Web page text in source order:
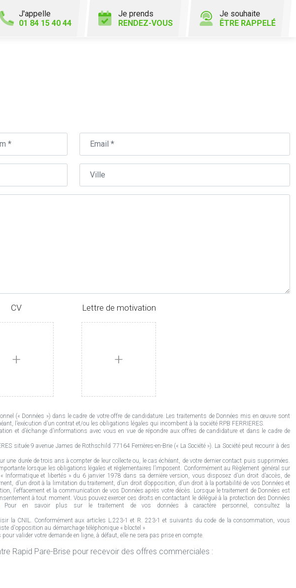
J'appelle
01 84 15 40 44
Je prends
RENDEZ-VOUS
Je souhaite
ÊTRE RAPPELÉ
CV
+
Lettre de motivation
+
(« Données ») dans le cadre de votre offre de candidature. Les traitements de Données mis en œuvre sont
l’exécution d’un contrat et/ou les obligations légales qui incombent à la société RPB FERRIERES.
et d’échange d’informations avec vous en vue de répondre aux offres de candidature et dans le cadre de
située 9 avenue James de Rothschild 77164 Ferrières-en-Brie (« La Société »). La Société peut recourir à des
une durée de trois ans à compter de leur collecte ou, le cas échéant, de votre dernier contact puis supprimées.
lorsque les obligations légales et réglementaires l’imposent. Conformément au Règlement général sur
Informatique et libertés » du 6 janvier 1978 dans sa dernière version, vous disposez d’un droit d’accès, de
d’un droit à la limitation du traitement, d’un droit d’opposition, d’un droit à la portabilité de vos Données et
l'effacement et la communication de vos Données après votre décès. Lorsque le traitement de Données est
à tout moment. Vous pouvez exercer ces droits en contactant le délégué à la protection des Données
Pour en savoir plus sur le traitement de vos données à caractère personnel, consultez la
la CNIL. Conformément aux articles L.223-1 et R. 223-1 et suivants du code de la consommation, vous
d'opposition au démarchage téléphonique « bloctel »
valider votre demande en ligne, à défaut, elle ne sera pas prise en compte.
J’accepte d’être recontacté par mon centre Rapid Pare-Brise pour recevoir des offres commerciales :